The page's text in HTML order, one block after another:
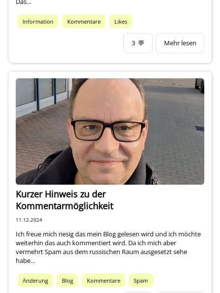
Information Kommentare Likes
3 💬 Mehr lesen
Kurzer Hinweis zu der
Kommentarmöglichkeit
11.12.2024
Ich freue mich riesig das mein Blog gelesen wird und ich möchte
weiterhin das auch kommentiert wird. Da ich mich aber
vermehrt Spam aus dem russischen Raum ausgesetzt sehe
habe…
Änderung Blog Kommentare Spam